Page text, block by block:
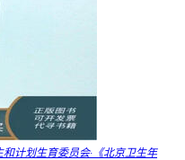
计划生育委员会·《北京卫生年